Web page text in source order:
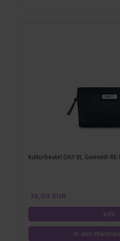
Kulturbeutel DAY Et, Gweneth
35,00 EUR